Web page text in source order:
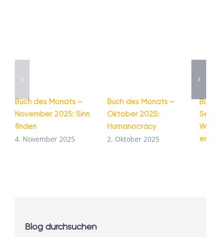
Buch des Monats –
November 2025: Sinn
finden
4. November 2025
Buch des Monats –
Oktober 2025:
Humanocracy
2. Oktober 2025
Buch
Wie
Blog durchsuchen